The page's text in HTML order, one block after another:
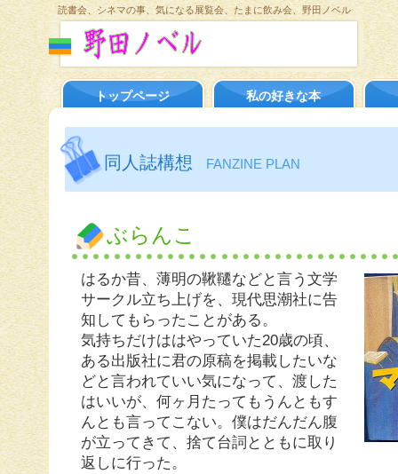
読書会、シネマの事、気になる展覧会、たまに飲み会、野田ノベル
同人誌構想 FANZINE PLAN
ぶらんこ
はるか昔、薄明の鞦韆などと言う文学
サークル立ち上げを、現代思潮社に告
知してもらったことがある。
気持ちだけははやっていた20歳の頃、
ある出版社に君の原稿を掲載したいな
どと言われていい気になって、渡した
はいいが、何ヶ月たってもうんともす
んとも言ってこない。僕はだんだん腹
が立ってきて、捨て台詞とともに取り
返しに行った。
トップページ 私の好きな本